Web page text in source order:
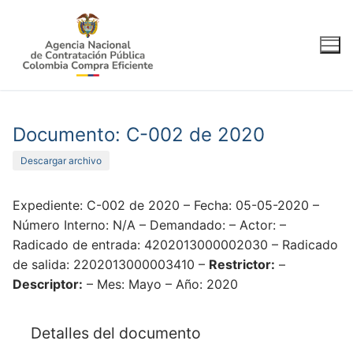
contenido
Documento: C-002 de 2020
Descargar archivo
Expediente: C-002 de 2020 – Fecha: 05-05-2020 –
Número Interno: N/A – Demandado: – Actor: –
Radicado de entrada: 4202013000002030 – Radicado
de salida: 2202013000003410 – Restrictor: –
Descriptor: – Mes: Mayo – Año: 2020
Detalles del documento